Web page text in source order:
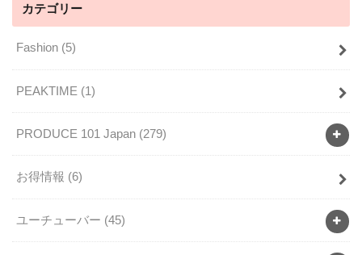
カテゴリー
Fashion (5)
PEAKTIME (1)
PRODUCE 101 Japan (279)
お得情報 (6)
ユーチューバー (45)